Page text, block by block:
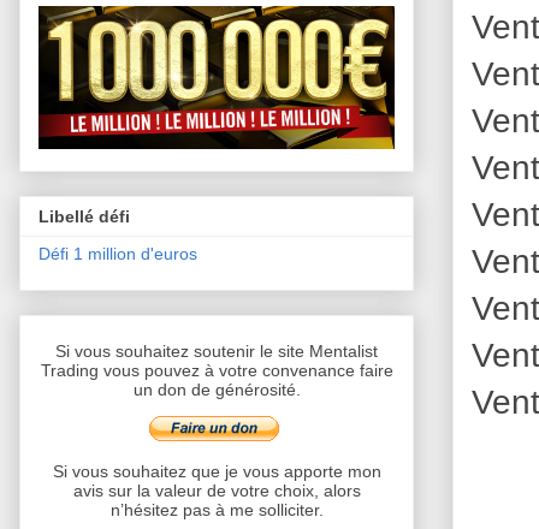
Libellé défi
Défi 1 million d'euros
Si vous souhaitez soutenir le site Mentalist
Trading vous pouvez à votre convenance faire
un don de générosité.
Si vous souhaitez que je vous apporte mon
avis sur la valeur de votre choix, alors
n’hésitez pas à me solliciter.